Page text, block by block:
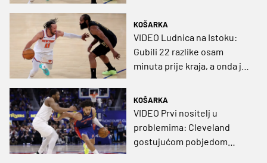
KOŠARKA
VIDEO Ludnica na Istoku:
Gubili 22 razlike osam
minuta prije kraja, a onda je
povijesna pobjeda
KOŠARKA
VIDEO Prvi nositelj u
problemima: Cleveland
gostujućom pobjedom